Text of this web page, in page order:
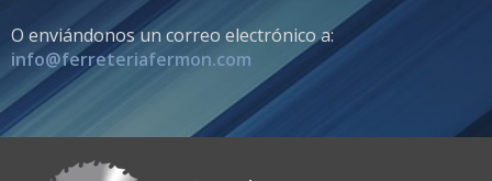
O enviándonos un correo electrónico a:
info@ferreteriafermon.com